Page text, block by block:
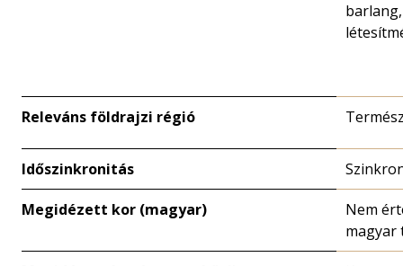
Releváns földrajzi régió
Időszinkronitás
Megidézett kor (magyar)
Nem
magyar